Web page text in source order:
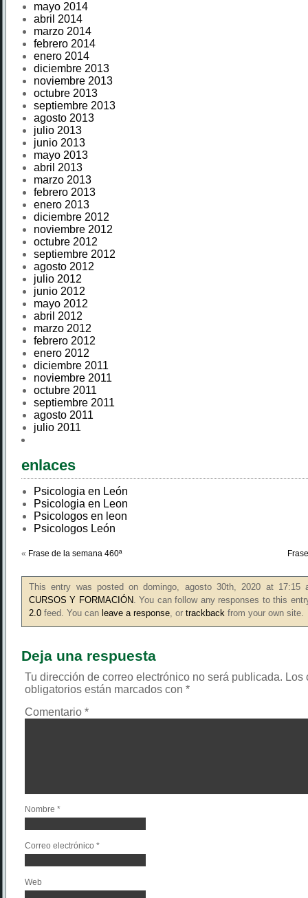
mayo 2014
abril 2014
marzo 2014
febrero 2014
enero 2014
diciembre 2013
noviembre 2013
octubre 2013
septiembre 2013
agosto 2013
julio 2013
junio 2013
mayo 2013
abril 2013
marzo 2013
febrero 2013
enero 2013
diciembre 2012
noviembre 2012
octubre 2012
septiembre 2012
agosto 2012
julio 2012
junio 2012
mayo 2012
abril 2012
marzo 2012
febrero 2012
enero 2012
diciembre 2011
noviembre 2011
octubre 2011
septiembre 2011
agosto 2011
julio 2011
enlaces
Psicologia en León
Psicologia en Leon
Psicologos en leon
Psicologos León
« Frase de la semana 460ª
This entry was posted on domingo, agosto 30th, 2020 at 17:15
CURSOS Y FORMACIÓN. You can follow any responses to this
2.0 feed. You can leave a response, or trackback from your own site.
Deja una respuesta
Tu dirección de correo electrónico no será publicada. Los
obligatorios están marcados con *
Comentario *
Nombre *
Correo electrónico *
Web